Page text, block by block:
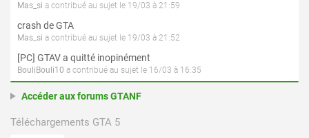
Mas_si a contribué au sujet le 19/03 à 21:59
crash de GTA
Mas_si a contribué au sujet le 19/03 à 21:52
[PC] GTAV a quitté inopinément
BouliBouli10 a contribué au sujet le 16/03 à 16:35
Accéder aux forums GTANF
Téléchargements GTA 5